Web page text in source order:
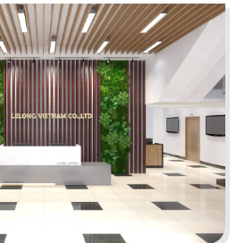
bắt kịp xu hướng theo phong
màu sắc thương hiệu làm chủ
đạo
Chi tiết